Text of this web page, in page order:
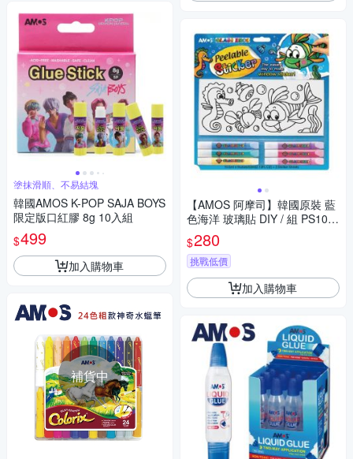
塗抹滑順、不易結塊
韓國AMOS K-POP SAJA BOYS
限定版口紅膠 8g 10入組
$499
加入購物車
補貨中
【AMOS 阿摩司】韓國原裝 藍
色海洋 玻璃貼 DIY / 組 PS10B
6-D1
$280
挑戰低價
加入購物車